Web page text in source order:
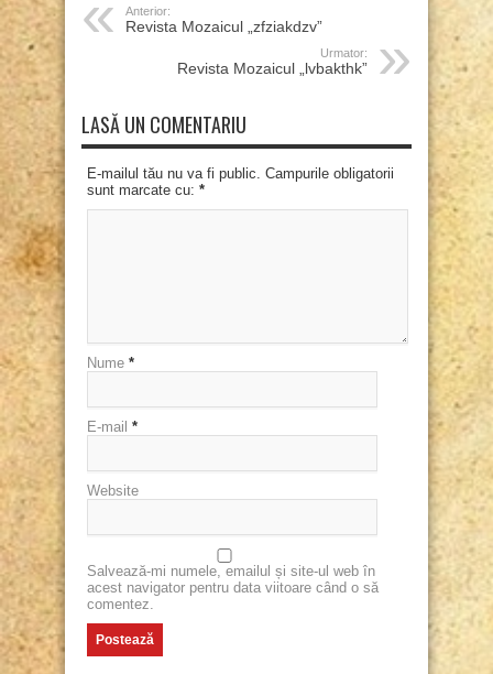
Anterior:
Revista Mozaicul „zfziakdzv”
Urmator:
Revista Mozaicul „lvbakthk”
LASĂ UN COMENTARIU
E-mailul tău nu va fi public. Campurile obligatorii
sunt marcate cu: *
Nume *
E-mail *
Website
Salvează-mi numele, emailul și site-ul web în
acest navigator pentru data viitoare când o să
comentez.